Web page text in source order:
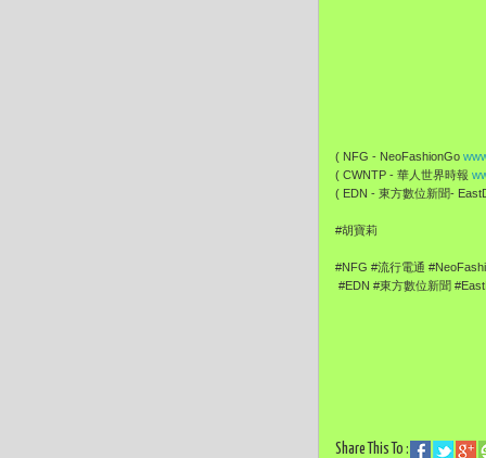
( NFG - NeoFashionGo
( CWNTP - 華人世界時報
( EDN - 東方數位新聞-
#胡寶莉
#NFG #流行電通
#EDN #東方數位新聞
Share This To :